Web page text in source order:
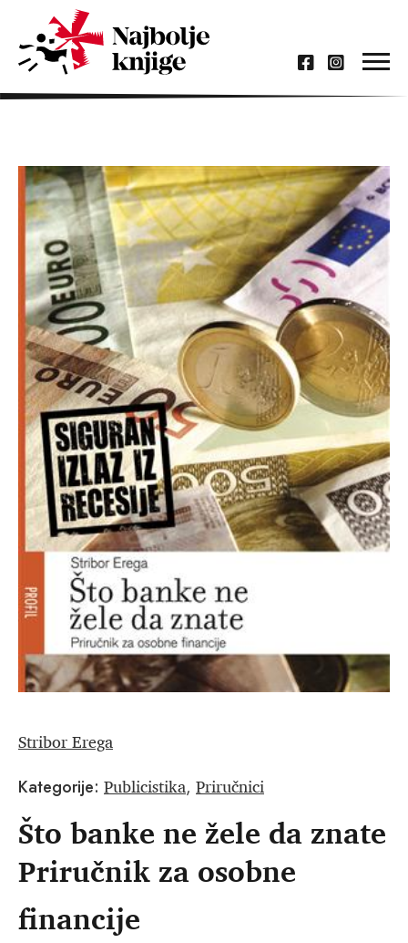
Stribor Erega
Kategorije: Publicistika, Priručnici
Što banke ne žele da znate
Priručnik za osobne
financije